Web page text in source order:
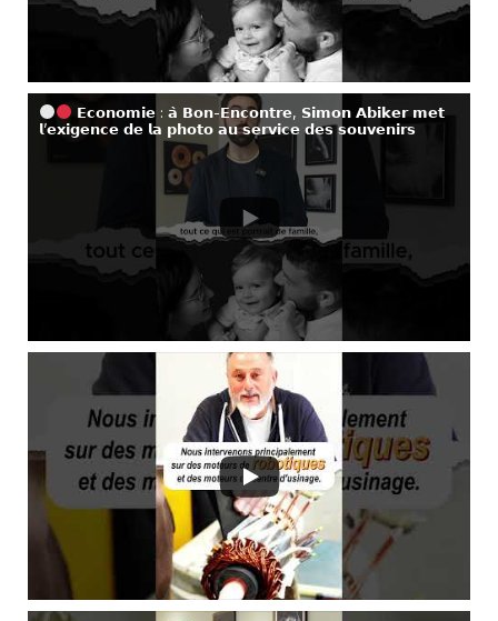
𝗘𝗰𝗼𝗻𝗼𝗺𝗶𝗲 : 𝗮̀ 𝗕𝗼𝗻-𝗘𝗻𝗰𝗼𝗻𝘁𝗿𝗲, 𝗦𝗶𝗺𝗼𝗻 𝗔𝗯𝗶𝗸𝗲𝗿 𝗺𝗲𝘁
𝗹’𝗲𝘅𝗶𝗴𝗲𝗻𝗰𝗲 𝗱𝗲 𝗹𝗮 𝗽𝗵𝗼𝘁𝗼 𝗮𝘂 𝘀𝗲𝗿𝘃𝗶𝗰𝗲 𝗱𝗲𝘀 𝘀𝗼𝘂𝘃𝗲𝗻𝗶𝗿𝘀